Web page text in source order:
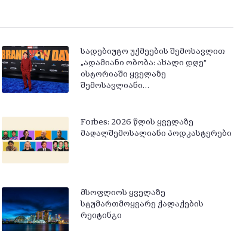
სადებიუტო უქმეების შემოსავლით
„ადამიანი ობობა: ახალი დღე“
ისტორიაში ყველაზე
შემოსავლიანი…
Forbes: 2026 წლის ყველაზე
მაღალშემოსალიანი პოდკასტერები
მსოფლიოს ყველაზე
სტუმართმოყვარე ქალაქების
რეიტინგი